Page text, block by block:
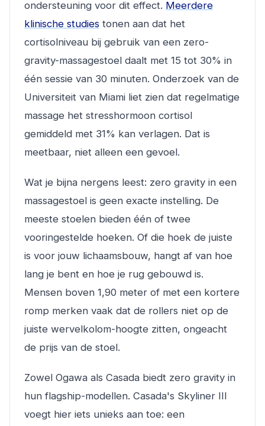
ondersteuning voor dit effect. Meerdere
klinische studies tonen aan dat het
cortisolniveau bij gebruik van een zero-
gravity-massagestoel daalt met 15 tot 30% in
één sessie van 30 minuten. Onderzoek van de
Universiteit van Miami liet zien dat regelmatige
massage het stresshormoon cortisol
gemiddeld met 31% kan verlagen. Dat is
meetbaar, niet alleen een gevoel.
Wat je bijna nergens leest: zero gravity in een
massagestoel is geen exacte instelling. De
meeste stoelen bieden één of twee
vooringestelde hoeken. Of die hoek de juiste
is voor jouw lichaamsbouw, hangt af van hoe
lang je bent en hoe je rug gebouwd is.
Mensen boven 1,90 meter of met een kortere
romp merken vaak dat de rollers niet op de
juiste wervelkolom-hoogte zitten, ongeacht
de prijs van de stoel.
Zowel Ogawa als Casada biedt zero gravity in
hun flagship-modellen. Casada's Skyliner III
voegt hier iets unieks aan toe: een